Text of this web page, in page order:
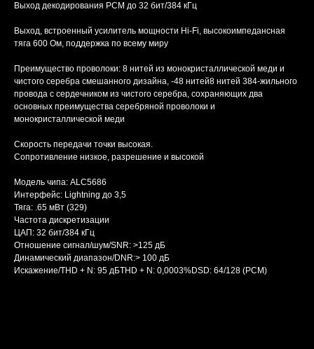
Выход декодирования PCM до 32 бит/384 кГц
Выход, встроенный усилитель мощности Hi-Fi, высокоимпедансная
тяга 600 Ом, поддержка по всему миру
Преимущество проволоки: 8 нитей из монокристаллической меди и
чистого серебра смешанного дизайна, -48 нитей8 нитей 384-жильного
провода с сердечником из чистого серебра, сохраняющих два
основных преимущества серебряной проволоки и
монокристаллической меди
Скорость передачи точки высокая.
Сопротивление низкое, разрешение и высокой
Модель чипа: ALC5686
Интерфейс: Lightning до 3,5
Тяга: .65 мВт (329)
Частота дискретизации
ЦАП: 32 бит/384 кГц
Отношение сигнал/шум/SNR: >125 дБ
Динамический диапазон/DNR:> 100 дБ
Искажение/THD + N: 95 дБTHD + N: 0,0003%DSD: 64/128 (PCM)